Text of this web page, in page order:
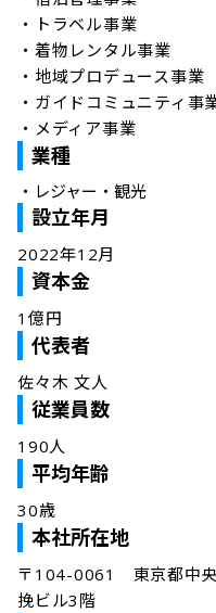
・トラベル事業
・着物レンタル事業
・地域プロデュース事業
・ガイドコミュニティ事
・メディア事業
業種
・ レジャー・観光
設立年月
2022年12月
資本金
1億円
代表者
佐々木 文人
従業員数
190人
平均年齢
30歳
本社所在地
〒104-0061　東京都中
挽ビル3階